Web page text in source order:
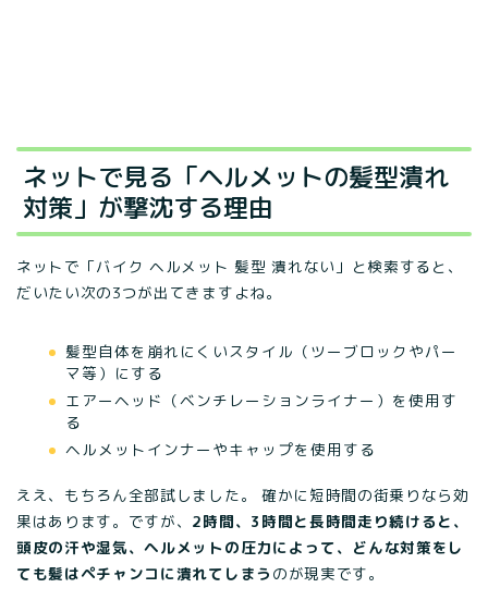
ネットで見る「ヘルメットの髪型潰れ
対策」が撃沈する理由
ネットで「バイク ヘルメット 髪型 潰れない」と検索すると、
だいたい次の3つが出てきますよね。
髪型自体を崩れにくいスタイル（ツーブロックやパー
マ等）にする
エアーヘッド（ベンチレーションライナー）を使用す
る
ヘルメットインナーやキャップを使用する
ええ、もちろん全部試しました。 確かに短時間の街乗りなら効
果はあります。ですが、 2時間、3時間と長時間走り続けると、
頭皮の汗や湿気、ヘルメットの圧力によって、どんな対策をし
ても髪はペチャンコに潰れてしまう のが現実です。